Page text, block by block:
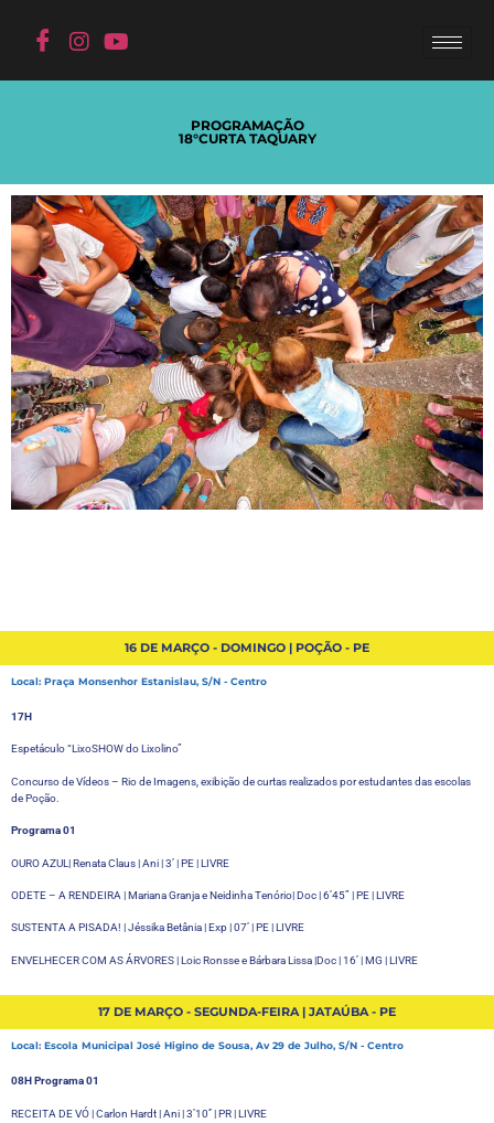
PROGRAMAÇÃO
18°CURTA TAQUARY
16 DE MARÇO - DOMINGO | POÇÃO - PE
Local: Praça Monsenhor Estanislau, S/N - Centro
17H
Espetáculo “LixoSHOW do Lixolino”
Concurso de Vídeos – Rio de Imagens, exibição de curtas realizados por estudantes das escolas
de Poção.
Programa 01
OURO AZUL| Renata Claus | Ani | 3’ | PE | LIVRE
ODETE – A RENDEIRA | Mariana Granja e Neidinha Tenório| Doc | 6’45” | PE | LIVRE
SUSTENTA A PISADA! | Jéssika Betânia | Exp | 07’ | PE | LIVRE
ENVELHECER COM AS ÁRVORES | Loic Ronsse e Bárbara Lissa |Doc | 16’ | MG | LIVRE
17 DE MARÇO - SEGUNDA-FEIRA | JATAÚBA - PE
Local: Escola Municipal José Higino de Sousa, Av 29 de Julho, S/N - Centro
08H Programa 01
RECEITA DE VÓ | Carlon Hardt | Ani | 3’10’’ | PR | LIVRE